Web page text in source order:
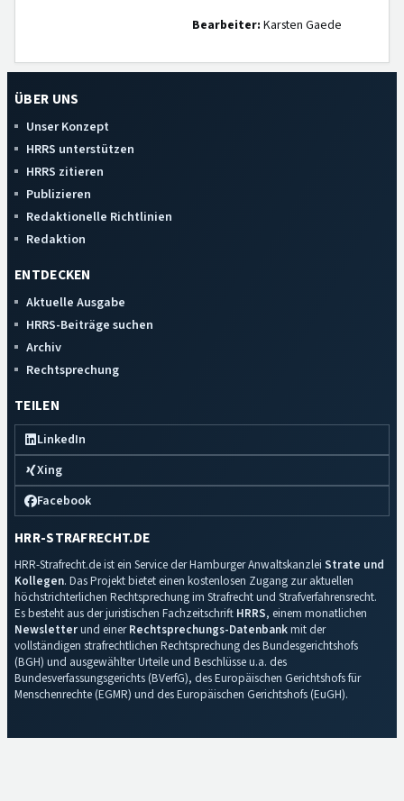
Bearbeiter: Karsten Gaede
ÜBER UNS
Unser Konzept
HRRS unterstützen
HRRS zitieren
Publizieren
Redaktionelle Richtlinien
Redaktion
ENTDECKEN
Aktuelle Ausgabe
HRRS-Beiträge suchen
Archiv
Rechtsprechung
TEILEN
LinkedIn
Xing
Facebook
HRR-STRAFRECHT.DE
HRR-Strafrecht.de ist ein Service der Hamburger Anwaltskanzlei Strate und
Kollegen. Das Projekt bietet einen kostenlosen Zugang zur aktuellen
höchstrichterlichen Rechtsprechung im Strafrecht und Strafverfahrensrecht.
Es besteht aus der juristischen Fachzeitschrift HRRS, einem monatlichen
Newsletterund einerRechtsprechungs-Datenbankmit der
vollständigen strafrechtlichen Rechtsprechung des Bundesgerichtshofs
(BGH) und ausgewählter Urteile und Beschlüsse u.a. des
Bundesverfassungsgerichts (BVerfG), des Europäischen Gerichtshofs für
Menschenrechte (EGMR) und des Europäischen Gerichtshofs (EuGH).